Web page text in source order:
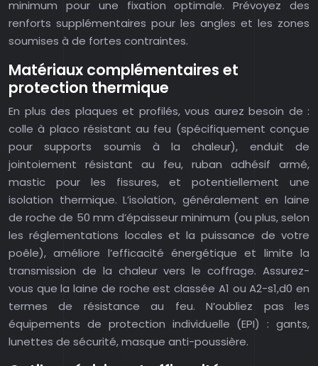
minimum pour une fixation optimale. Prévoyez des
renforts supplémentaires pour les angles et les zones
soumises à de fortes contraintes.
Matériaux complémentaires et
protection thermique
En plus des plaques et profilés, vous aurez besoin de :
colle à placo résistant au feu (spécifiquement conçue
pour supports soumis à la chaleur), enduit de
jointoiement résistant au feu, ruban adhésif armé,
mastic pour les fissures, et potentiellement une
isolation thermique. L’isolation, généralement en laine
de roche de 50 mm d’épaisseur minimum (ou plus, selon
les réglementations locales et la puissance de votre
poêle), améliore l’efficacité énergétique et limite la
transmission de la chaleur vers le coffrage. Assurez-
vous que la laine de roche est classée A1 ou A2-s1,d0 en
termes de résistance au feu. N’oubliez pas les
équipements de protection individuelle (EPI) : gants,
lunettes de sécurité, masque anti-poussière.